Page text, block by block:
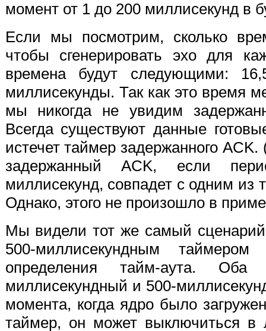
момент от 1 до 200 миллисекунд в
Если мы посмотрим, сколько
чтобы сгенерировать эхо для
времена будут следующими:
миллисекунды. Так как это время
мы никогда не увидим
Всегда существуют данные
истечет таймер задержанного
задержанный ACK, если
миллисекунд, совпадет с одним из
Однако, этого не произошло в
Мы видели тот же самый
500-миллисекундным
определения тайм-аута.
миллисекундный и 500-
момента, когда ядро было
таймер, он может выключиться